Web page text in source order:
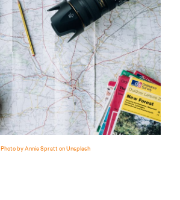
Photo by Annie Spratt on Unsplash